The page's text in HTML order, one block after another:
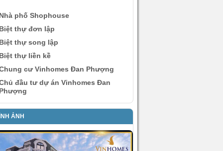
phố Shophouse
thự đơn lập
thự song lập
thự liền kề
cư Vinhomes Đan Phượng
đầu tư dự án Vinhomes Đan
ẢNH